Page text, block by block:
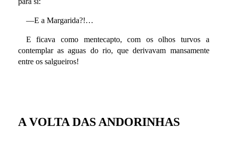
—E a Margarida?!…
E ficava como mentecapto, com os olhos turvos a
contemplar as aguas do rio, que derivavam mansamente
entre os salgueiros!
A VOLTA DAS ANDORINHAS